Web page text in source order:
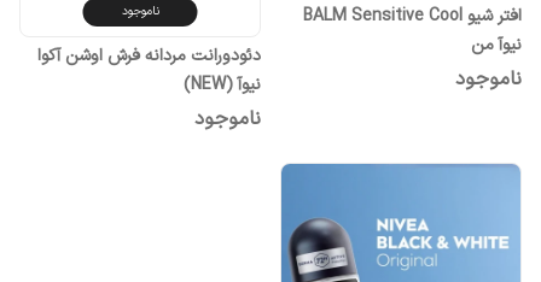
افتر شیو BALM Sensitive Cool
نیوآ من
ناموجود
ناموجود
دئودورانت مردانه فرش اوشن آکوا
نیوآ (NEW)
ناموجود